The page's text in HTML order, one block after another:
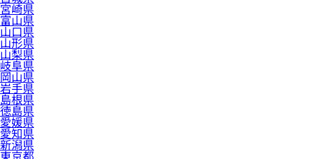
宮崎県
富山県
山口県
山形県
山梨県
岐阜県
岡山県
岩手県
島根県
徳島県
愛媛県
愛知県
新潟県
東京都